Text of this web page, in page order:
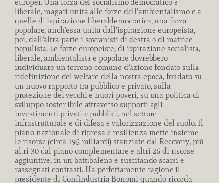
europei. Una forza del socialismo democratico e
liberale, magari unita alle forze dell’ambientalismo e a
quelle di ispirazione liberaldemocratica, una forza
popolare, anch’essa unita dall’ispirazione europeista,
poi, dall’altra parte i sovranisti di destra o di matrice
populista. Le forze europeiste, di ispirazione socialista,
liberale, ambientalista e popolare dovrebbero
individuare un terreno comune d’azione fondato sulla
ridefinizione del welfare della nostra epoca, fondato su
un nuovo rapporto tra pubblico e privato, sulla
protezione dei vecchi e nuovi poveri, su una politica di
sviluppo sostenibile attraverso supporti agli
investimenti privati e pubblici, nel settore
infrastrutturale e di difesa e valorizzazione del suolo. Il
piano nazionale di ripresa e resilienza mette insieme
le risorse (circa 195 miliardi) stanziate dal Recovery, più
altri 30 dal piano complementare e altri 26 di risorse
aggiuntive, in un battibaleno e suscitando scarsi e
rassegnati contrasti. Ha perfettamente ragione il
presidente di Confindustria Bonomi quando ricorda